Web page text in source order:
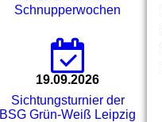
Schnupperwochen
19.09.2026
Sichtungsturnier der
BSG Grün-Weiß Leipzig